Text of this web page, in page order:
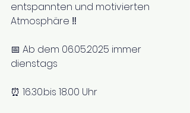
entspannten und motivierten
Atmosphäre ‼️
📅 Ab dem 06.05.2025 immer
dienstags
⏰️ 16.30.bis 18.00 Uhr